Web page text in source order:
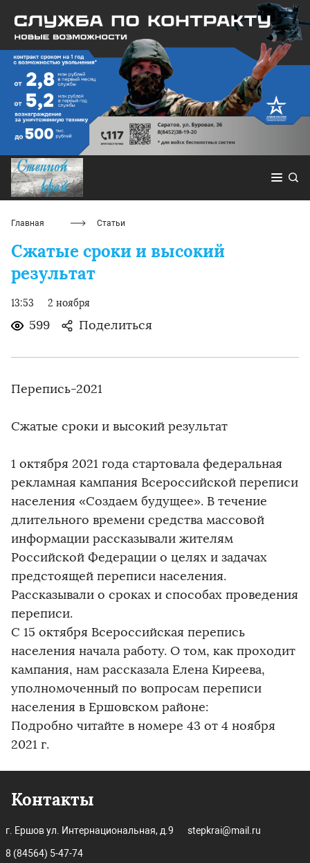
Главная Статьи
Сжатые сроки и высокий
результат
13:53 2 ноября
599 Поделиться
Перепись-2021
Сжатые сроки и высокий результат
1 октября 2021 года стартовала федеральная
рекламная кампания Всероссийской переписи
населения «Создаем будущее». В течение
длительного времени средства массовой
информации рассказывали жителям
Российской Федерации о целях и задачах
предстоящей переписи населения.
Рассказывали о сроках и способах проведения
переписи.
С 15 октября Всероссийская перепись
населения начала работу. О том, как проходит
кампания, нам рассказала Елена Киреева,
уполномоченный по вопросам переписи
населения в Ершовском районе:
Подробно читайте в номере 43 от 4 ноября
2021 г.
Контакты
г. Ершов ул. Интернациональная, д.9 stepkrai@mail.ru
8 (84564) 5-47-74